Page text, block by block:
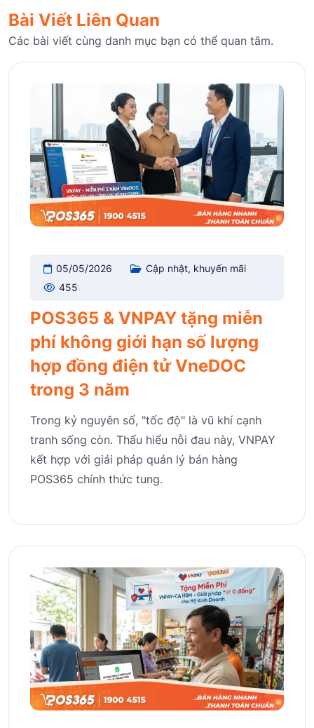
Bài Viết Liên Quan
Các bài viết cùng danh mục bạn có thể quan tâm.
05/05/2026
Cập nhật, khuyến mãi
455
POS365 & VNPAY tặng miễn
phí không giới hạn số lượng
hợp đồng điện tử VneDOC
trong 3 năm
Trong kỷ nguyên số, "tốc độ" là vũ khí cạnh
tranh sống còn. Thấu hiểu nỗi đau này, VNPAY
kết hợp với giải pháp quản lý bán hàng
POS365 chính thức tung.